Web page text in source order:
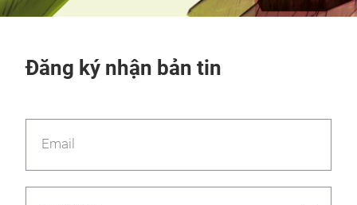
Đăng ký nhận bản tin
Email